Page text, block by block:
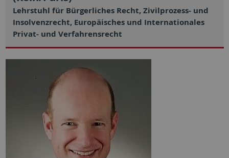
Lehrstuhl für Bürgerliches Recht, Zivilprozess- und
Insolvenzrecht, Europäisches und Internationales
Privat- und Verfahrensrecht